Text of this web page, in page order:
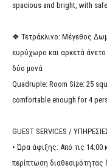
spacious and bright, with
❖ Τετράκλινο: Μέγεθος
ευρύχωρο και αρκετά άνετο
δύο μονά
Quadruple: Room Size: 25
comfortable enough for 4
GUEST SERVICES /
• Ώρα άφιξης: Από τις 14:00
περίπτωση διαθεσιμότητας